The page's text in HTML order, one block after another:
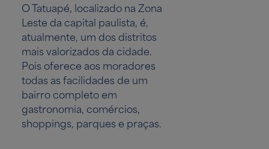
O Tatuapé, localizado na Zona
Leste da capital paulista, é,
atualmente, um dos distritos
mais valorizados da cidade.
Pois oferece aos moradores
todas as facilidades de um
bairro completo em
gastronomia, comércios,
shoppings, parques e praças.